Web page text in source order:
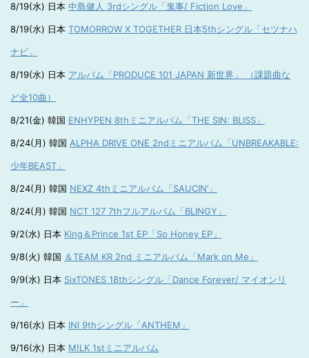
8/19(水) 日本 中島健人 3rdシングル「鬼事/ Fiction Love」
8/19(水) 日本 TOMORROW X TOGETHER 日本5thシングル「セツナハ
ナビ」
8/19(水) 日本 アルバム「PRODUCE 101 JAPAN 新世界」 （課題曲な
ど全10曲）
8/21(金) 韓国 ENHYPEN 8thミニアルバム「THE SIN: BLISS」
8/24(月) 韓国 ALPHA DRIVE ONE 2ndミニアルバム「UNBREAKABLE:
少年BEAST」
8/24(月) 韓国 NEXZ 4thミニアルバム「SAUCIN’」
8/24(月) 韓国 NCT 127 7thフルアルバム「BLINGY」
9/2(水) 日本 King＆Prince 1st EP「So Honey EP」
9/8(火) 韓国 ＆TEAM KR 2nd ミニアルバム「Mark on Me」
9/9(水) 日本 SixTONES 18thシングル「Dance Forever/ マイオンリ
ー」
9/16(水) 日本 INI 9thシングル「ANTHEM」
9/16(水) 日本 M!LK 1stミニアルバム